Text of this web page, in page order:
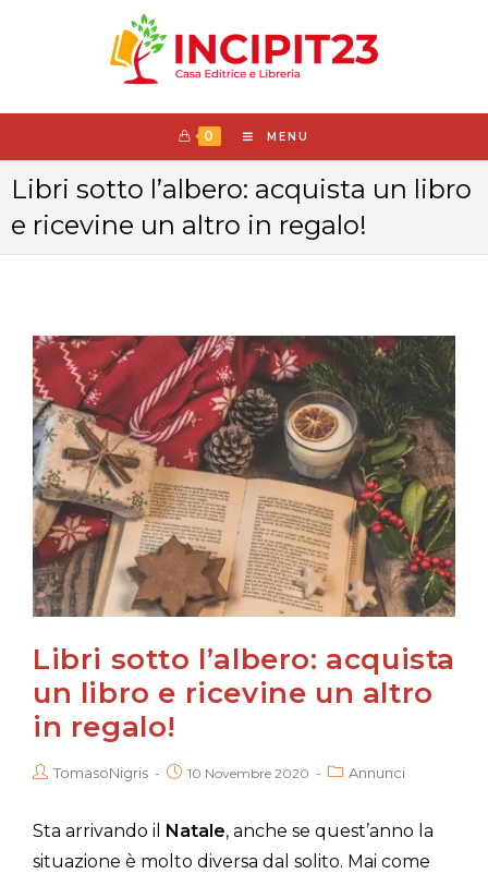
0 MENU
Libri sotto l’albero: acquista un libro
e ricevine un altro in regalo!
Libri sotto l’albero: acquista
un libro e ricevine un altro
in regalo!
TomasoNigris 10 Novembre 2020 Annunci
Sta arrivando il Natale, anche se quest’anno la
situazione è molto diversa dal solito. Mai come